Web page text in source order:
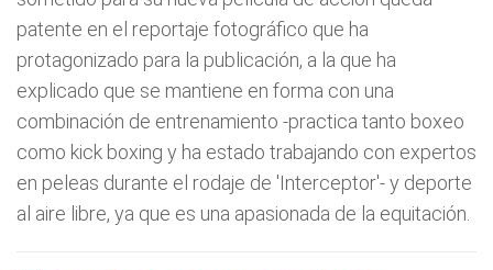
patente en el reportaje fotográfico que ha
protagonizado para la publicación, a la que ha
explicado que se mantiene en forma con una
combinación de entrenamiento -practica tanto boxeo
como kick boxing y ha estado trabajando con expertos
en peleas durante el rodaje de 'Interceptor'- y deporte
al aire libre, ya que es una apasionada de la equitación.